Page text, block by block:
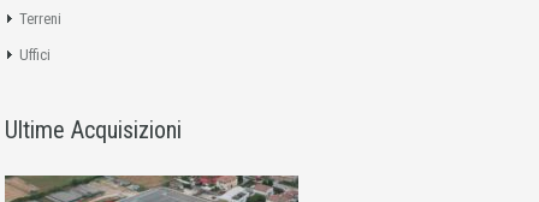
Terreni
Uffici
Ultime Acquisizioni